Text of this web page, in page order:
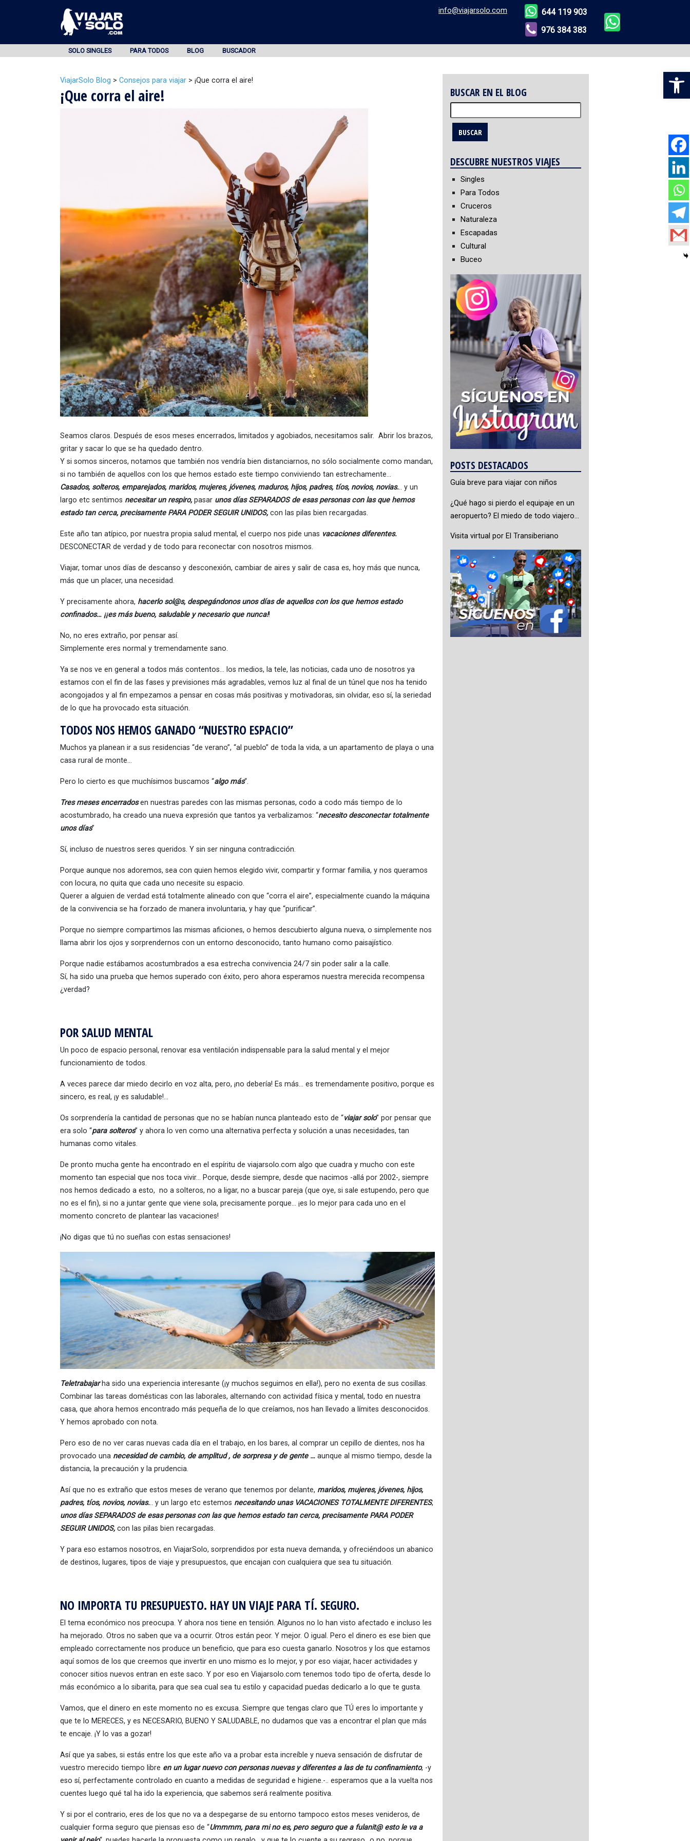
info@viajarsolo.com
644 119 903
976 384 383
SOLO SINGLES PARA TODOS BLOG BUSCADOR
ViajarSolo Blog > Consejos para viajar > ¡Que corra el aire!
¡Que corra el aire!
Seamos claros. Después de esos meses encerrados, limitados y agobiados, necesitamos salir. Abrir los brazos,
gritar y sacar lo que se ha quedado dentro.
Y si somos sinceros, notamos que también nos vendría bien distanciarnos, no sólo socialmente como mandan,
si no también de aquellos con los que hemos estado este tiempo conviviendo tan estrechamente…
Casados, solteros, emparejados, maridos, mujeres, jóvenes, maduros, hijos, padres, tíos, novios, novias... y un
largo etc sentimos necesitar un respiro, pasar unos días SEPARADOSde esas personas con las que hemos
estado tan cerca, precisamente PARA PODER SEGUIR UNIDOS, con las pilas bien recargadas.
Este año tan atípico, por nuestra propia salud mental, el cuerpo nos pide unas vacaciones diferentes.
DESCONECTAR de verdad y de todo para reconectar con nosotros mismos.
Viajar, tomar unos días de descanso y desconexión, cambiar de aires y salir de casa es, hoy más que nunca,
más que un placer, una necesidad.
Y precisamente ahora, hacerlo sol@s, despegándonos unos días de aquellos con los que hemos estado
confinados… ¡¡es más bueno, saludable y necesario que nunca!!
No, no eres extraño, por pensar así.
Simplemente eres normal y tremendamente sano.
Ya se nos ve en general a todos más contentos… los medios, la tele, las noticias, cada uno de nosotros ya
estamos con el fin de las fases y previsiones más agradables, vemos luz al final de un túnel que nos ha tenido
acongojados y al fin empezamos a pensar en cosas más positivas y motivadoras, sin olvidar, eso sí, la seriedad
de lo que ha provocado esta situación.
TODOS NOS HEMOS GANADO “NUESTRO ESPACIO”
Muchos ya planean ir a sus residencias “de verano”, “al pueblo” de toda la vida, a un apartamento de playa o una
casa rural de monte…
Pero lo cierto es que muchísimos buscamos “algo más“.
Tres meses encerradosen nuestras paredes con las mismas personas, codo a codo más tiempo de lo
acostumbrado, ha creado una nueva expresión que tantos ya verbalizamos: “necesito desconectar totalmente
unos días”
Sí, incluso de nuestros seres queridos. Y sin ser ninguna contradicción.
Porque aunque nos adoremos, sea con quien hemos elegido vivir, compartir y formar familia, y nos queramos
con locura, no quita que cada uno necesite su espacio.
Querer a alguien de verdad está totalmente alineado con que “corra el aire”, especialmente cuando la máquina
de la convivencia se ha forzado de manera involuntaria, y hay que “purificar”.
Porque no siempre compartimos las mismas aficiones, o hemos descubierto alguna nueva, o simplemente nos
llama abrir los ojos y sorprendernos con un entorno desconocido, tanto humano como paisajístico.
Porque nadie estábamos acostumbrados a esa estrecha convivencia 24/7 sin poder salir a la calle.
Sí, ha sido una prueba que hemos superado con éxito, pero ahora esperamos nuestra merecida recompensa
¿verdad?
POR SALUD MENTAL
Un poco de espacio personal, renovar esa ventilación indispensable para la salud mental y el mejor
funcionamiento de todos.
A veces parece dar miedo decirlo en voz alta, pero, ¡no debería! Es más… es tremendamente positivo, porque es
sincero, es real, ¡y es saludable!…
Os sorprendería la cantidad de personas que no se habían nunca planteado esto de “viajar solo” por pensar que
era solo “para solteros” y ahora lo ven como una alternativa perfecta y solución a unas necesidades, tan
humanas como vitales.
De pronto mucha gente ha encontrado en el espíritu de viajarsolo.com algo que cuadra y mucho con este
momento tan especial que nos toca vivir… Porque, desde siempre, desde que nacimos -allá por 2002-, siempre
nos hemos dedicado a esto, no a solteros, no a ligar, no a buscar pareja (que oye, si sale estupendo, pero que
no es el fin), si no a juntar gente que viene sola, precisamente porque… ¡es lo mejor para cada uno en el
momento concreto de plantear las vacaciones!
¡No digas que tú no sueñas con estas sensaciones!
Teletrabajarha sido una experiencia interesante (¡y muchos seguimos en ella!), pero no exenta de sus cosillas.
Combinar las tareas domésticas con las laborales, alternando con actividad física y mental, todo en nuestra
casa, que ahora hemos encontrado más pequeña de lo que creíamos, nos han llevado a límites desconocidos.
Y hemos aprobado con nota.
Pero eso de no ver caras nuevas cada día en el trabajo, en los bares, al comprar un cepillo de dientes, nos ha
provocado una necesidad de cambio, de amplitud , de sorpresa y de gente … aunque al mismo tiempo, desde la
distancia, la precaución y la prudencia.
Así que no es extraño que estos meses de verano que tenemos por delante, maridos, mujeres, jóvenes, hijos,
padres, tíos, novios, novias... y un largo etc estemos necesitando unas VACACIONES TOTALMENTE DIFERENTES,
unos días SEPARADOSde esas personas con las que hemos estado tan cerca, precisamente PARA PODER
SEGUIR UNIDOS, con las pilas bien recargadas.
Y para eso estamos nosotros, en ViajarSolo, sorprendidos por esta nueva demanda, y ofreciéndoos un abanico
de destinos, lugares, tipos de viaje y presupuestos, que encajan con cualquiera que sea tu situación.
NO IMPORTA TU PRESUPUESTO. HAY UN VIAJE PARA TÍ. SEGURO.
El tema económico nos preocupa. Y ahora nos tiene en tensión. Algunos no lo han visto afectado e incluso les
ha mejorado. Otros no saben que va a ocurrir. Otros están peor. Y mejor. O igual. Pero el dinero es ese bien que
empleado correctamente nos produce un beneficio, que para eso cuesta ganarlo. Nosotros y los que estamos
aquí somos de los que creemos que invertir en uno mismo es lo mejor, y por eso viajar, hacer actividades y
conocer sitios nuevos entran en este saco. Y por eso en Viajarsolo.com tenemos todo tipo de oferta, desde lo
más económico a lo sibarita, para que sea cual sea tu estilo y capacidad puedas dedicarlo a lo que te gusta.
Vamos, que el dinero en este momento no es excusa. Siempre que tengas claro que TÚ eres lo importante y
que te lo MERECES, y es NECESARIO, BUENO Y SALUDABLE, no dudamos que vas a encontrar el plan que más
te encaje. ¡Y lo vas a gozar!
Así que ya sabes, si estás entre los que este año va a probar esta increíble y nueva sensación de disfrutar de
vuestro merecido tiempo libre en un lugar nuevo con personas nuevas y diferentes a las de tu confinamiento, -y
eso sí, perfectamente controlado en cuanto a medidas de seguridad e higiene.-.. esperamos que a la vuelta nos
cuentes luego qué tal ha ido la experiencia, que sabemos será realmente positiva.
Y si por el contrario, eres de los que no va a despegarse de su entorno tampoco estos meses venideros, de
cualquier forma seguro que piensas eso de “Ummmm, para mi no es, pero seguro que a fulanit@ esto le va a
BUSCAR EN EL BLOG
DESCUBRE NUESTROS VIAJES
Singles
Para Todos
Cruceros
Naturaleza
Escapadas
Cultural
Buceo
POSTS DESTACADOS
Guía breve para viajar con niños
¿Qué hago si pierdo el equipaje en un
aeropuerto? El miedo de todo viajero…
Visita virtual por El Transiberiano